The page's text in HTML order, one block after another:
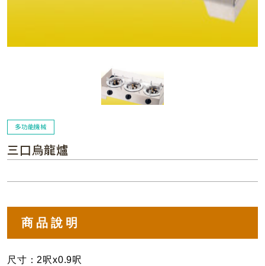
多功能機械
三口烏龍爐
商品說明
尺寸：2呎x0.9呎